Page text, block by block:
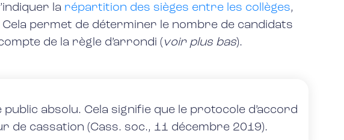
la répartition des sièges entre les collèges,
permet de déterminer le nombre de candidats
de la règle d’arrondi ( voir plus bas).
absolu. Cela signifie que le protocole d’accord
de cassation (Cass. soc., 11 décembre 2019).